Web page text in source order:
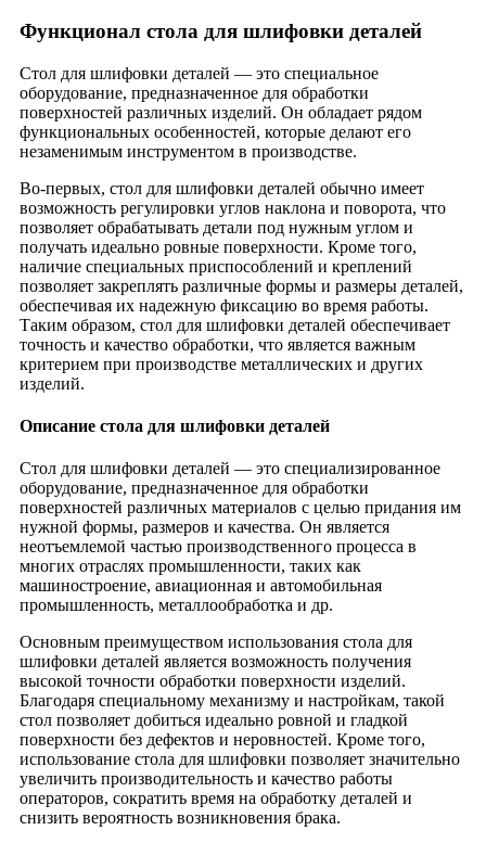
Функционал стола для шлифовки деталей
Стол для шлифовки деталей — это специальное
оборудование, предназначенное для обработки
поверхностей различных изделий. Он обладает рядом
функциональных особенностей, которые делают его
незаменимым инструментом в производстве.
Во-первых, стол для шлифовки деталей обычно имеет
возможность регулировки углов наклона и поворота, что
позволяет обрабатывать детали под нужным углом и
получать идеально ровные поверхности. Кроме того,
наличие специальных приспособлений и креплений
позволяет закреплять различные формы и размеры деталей,
обеспечивая их надежную фиксацию во время работы.
Таким образом, стол для шлифовки деталей обеспечивает
точность и качество обработки, что является важным
критерием при производстве металлических и других
изделий.
Описание стола для шлифовки деталей
Стол для шлифовки деталей — это специализированное
оборудование, предназначенное для обработки
поверхностей различных материалов с целью придания им
нужной формы, размеров и качества. Он является
неотъемлемой частью производственного процесса в
многих отраслях промышленности, таких как
машиностроение, авиационная и автомобильная
промышленность, металлообработка и др.
Основным преимуществом использования стола для
шлифовки деталей является возможность получения
высокой точности обработки поверхности изделий.
Благодаря специальному механизму и настройкам, такой
стол позволяет добиться идеально ровной и гладкой
поверхности без дефектов и неровностей. Кроме того,
использование стола для шлифовки позволяет значительно
увеличить производительность и качество работы
операторов, сократить время на обработку деталей и
снизить вероятность возникновения брака.